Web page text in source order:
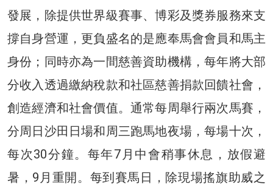
發展，除提供世界級賽事、博彩及獎券服務來支
撐自身營運，更負盛名的是應奉馬會會員和馬主
身份；同時亦為一間慈善資助機構，每年將大部
分收入透過繳納稅款和社區慈善捐款回饋社會，
創造經濟和社會價值。通常每周舉行兩次馬賽，
分周日沙田日場和周三跑馬地夜場，每場十次，
每次30分鐘。每年7月中會稍事休息，放假避
暑，9月重開。每到賽馬日，除現場搖旗助威之